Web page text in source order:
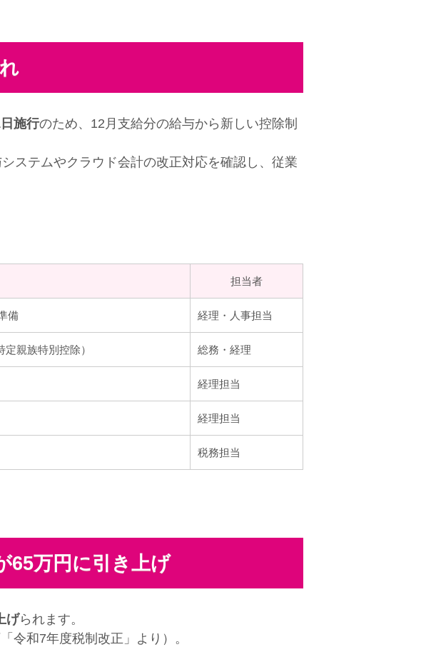
施行のため、12月支給分の給与から新しい控除制
ステムやクラウド会計の改正対応を確認し、従業
担当者
備 経理・人事担当
親族特別控除） 総務・経理
経理担当
経理担当
税務担当
65万円に引き上げ
げられます。
令和7年度税制改正」より）。